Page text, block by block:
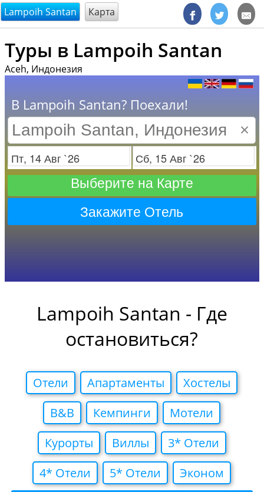
@endsectiom
Lampoih Santan Карта
Туры в Lampoih Santan
Aceh, Индонезия
В Lampoih Santan? Поехали!
×
Заезд Отъезд
Выберите на Карте
Закажите Отель
Lampoih Santan - Где
остановиться?
Отели Апартаменты
Хостелы
B&B
Кемпинги
Мотели
Курорты
Виллы
3* Отели
4* Отели
5* Отели Эконом